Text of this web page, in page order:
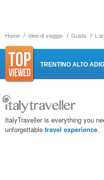
Home Idee di viaggio Gusto
TRENTINO ALTO
ItalyTraveller is everything you
unforgettable travel experience.